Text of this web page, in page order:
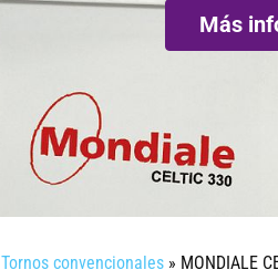
Más
Tornos convencionales » MONDIALE